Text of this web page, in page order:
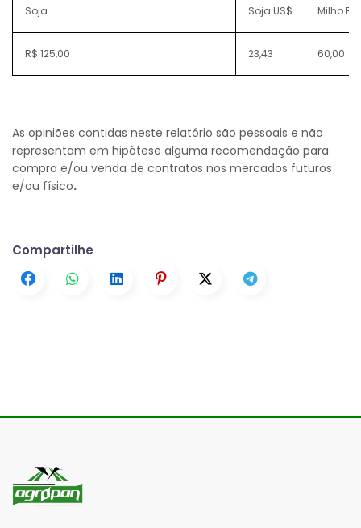
Soja Soja US$ Milho R$
R$ 125,00 23,43 60,00
As opiniões contidas neste relatório são pessoais e não
representam em hipótese alguma recomendação para
compra e/ou venda de contratos nos mercados futuros
e/ou físico.
Compartilhe